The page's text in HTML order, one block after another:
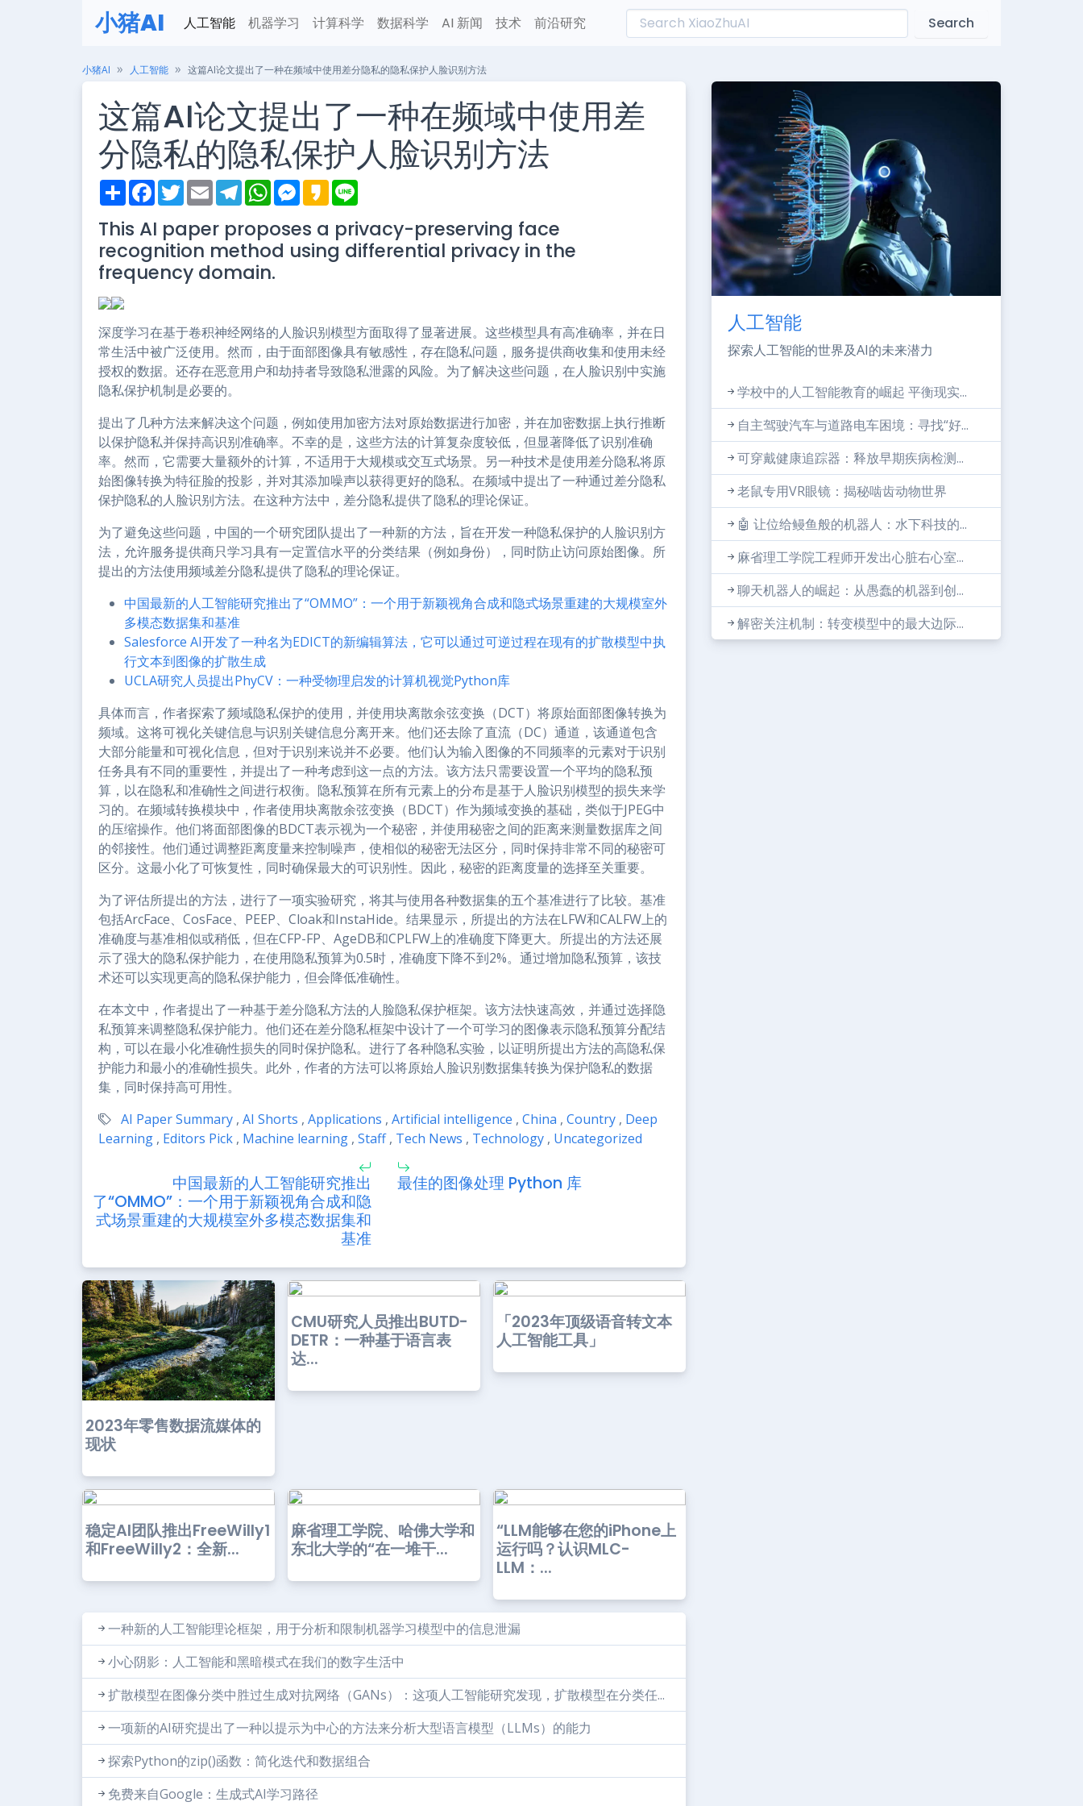
小猪AI 人工智能 机器学习 计算科学 数据科学 AI 新闻 技术 前沿研究 Search
小猪AI 人工智能 这篇AI论文提出了一种在频域中使用差分隐私的隐私保护人脸识别方法
这篇AI论文提出了一种在频域中使用差
分隐私的隐私保护人脸识别方法
S
h
r
e
F
a
e
b
o
k
T
w
t
t
e
E
m
i
l
T
e
e
g
r
m
W
h
t
s
A
p
M
e
s
e
n
K
a
o
e
This AI paper proposes a privacy-preserving face
recognition method using differential privacy in the
frequency domain.
深度学习在基于卷积神经网络的人脸识别模型方面取得了显著进展。这些模型具有高准确率，并在日
常生活中被广泛使用。然而，由于面部图像具有敏感性，存在隐私问题，服务提供商收集和使用未经
授权的数据。还存在恶意用户和劫持者导致隐私泄露的风险。为了解决这些问题，在人脸识别中实施
隐私保护机制是必要的。
提出了几种方法来解决这个问题，例如使用加密方法对原始数据进行加密，并在加密数据上执行推断
以保护隐私并保持高识别准确率。不幸的是，这些方法的计算复杂度较低，但显著降低了识别准确
率。然而，它需要大量额外的计算，不适用于大规模或交互式场景。另一种技术是使用差分隐私将原
始图像转换为特征脸的投影，并对其添加噪声以获得更好的隐私。在频域中提出了一种通过差分隐私
保护隐私的人脸识别方法。在这种方法中，差分隐私提供了隐私的理论保证。
为了避免这些问题，中国的一个研究团队提出了一种新的方法，旨在开发一种隐私保护的人脸识别方
法，允许服务提供商只学习具有一定置信水平的分类结果（例如身份），同时防止访问原始图像。所
提出的方法使用频域差分隐私提供了隐私的理论保证。
中国最新的人工智能研究推出了“OMMO”：一个用于新颖视角合成和隐式场景重建的大规模室外
多模态数据集和基准
Salesforce AI开发了一种名为EDICT的新编辑算法，它可以通过可逆过程在现有的扩散模型中执
行文本到图像的扩散生成
UCLA研究人员提出PhyCV：一种受物理启发的计算机视觉Python库
具体而言，作者探索了频域隐私保护的使用，并使用块离散余弦变换（DCT）将原始面部图像转换为
频域。这将可视化关键信息与识别关键信息分离开来。他们还去除了直流（DC）通道，该通道包含
大部分能量和可视化信息，但对于识别来说并不必要。他们认为输入图像的不同频率的元素对于识别
任务具有不同的重要性，并提出了一种考虑到这一点的方法。该方法只需要设置一个平均的隐私预
算，以在隐私和准确性之间进行权衡。隐私预算在所有元素上的分布是基于人脸识别模型的损失来学
习的。在频域转换模块中，作者使用块离散余弦变换（BDCT）作为频域变换的基础，类似于JPEG中
的压缩操作。他们将面部图像的BDCT表示视为一个秘密，并使用秘密之间的距离来测量数据库之间
的邻接性。他们通过调整距离度量来控制噪声，使相似的秘密无法区分，同时保持非常不同的秘密可
区分。这最小化了可恢复性，同时确保最大的可识别性。因此，秘密的距离度量的选择至关重要。
为了评估所提出的方法，进行了一项实验研究，将其与使用各种数据集的五个基准进行了比较。基准
包括ArcFace、CosFace、PEEP、Cloak和InstaHide。结果显示，所提出的方法在LFW和CALFW上的
准确度与基准相似或稍低，但在CFP-FP、AgeDB和CPLFW上的准确度下降更大。所提出的方法还展
示了强大的隐私保护能力，在使用隐私预算为0.5时，准确度下降不到2%。通过增加隐私预算，该技
术还可以实现更高的隐私保护能力，但会降低准确性。
在本文中，作者提出了一种基于差分隐私方法的人脸隐私保护框架。该方法快速高效，并通过选择隐
私预算来调整隐私保护能力。他们还在差分隐私框架中设计了一个可学习的图像表示隐私预算分配结
构，可以在最小化准确性损失的同时保护隐私。进行了各种隐私实验，以证明所提出方法的高隐私保
护能力和最小的准确性损失。此外，作者的方法可以将原始人脸识别数据集转换为保护隐私的数据
集，同时保持高可用性。
AI Paper Summary , AI Shorts , Applications , Artificial intelligence , China , Country , Deep
Learning , Editors Pick , Machine learning , Staff , Tech News , Technology , Uncategorized
中国最新的人工智能研究推出
了“OMMO”：一个用于新颖视角合成和隐
式场景重建的大规模室外多模态数据集和
基准
最佳的图像处理 Python 库
2023年零售数据流媒体的
现状
CMU研究人员推出BUTD-
DETR：一种基于语言表
达...
「2023年顶级语音转文本
人工智能工具」
稳定AI团队推出FreeWilly1
和FreeWilly2：全新...
麻省理工学院、哈佛大学和
东北大学的“在一堆干...
“LLM能够在您的iPhone上
运行吗？认识MLC-
LLM：...
一种新的人工智能理论框架，用于分析和限制机器学习模型中的信息泄漏
小心阴影：人工智能和黑暗模式在我们的数字生活中
扩散模型在图像分类中胜过生成对抗网络（GANs）：这项人工智能研究发现，扩散模型在分类任...
一项新的AI研究提出了一种以提示为中心的方法来分析大型语言模型（LLMs）的能力
探索Python的zip()函数：简化迭代和数据组合
免费来自Google：生成式AI学习路径
人工智能
探索人工智能的世界及AI的未来潜力
学校中的人工智能教育的崛起 平衡现实...
自主驾驶汽车与道路电车困境：寻找“好...
可穿戴健康追踪器：释放早期疾病检测...
老鼠专用VR眼镜：揭秘啮齿动物世界
🤖 让位给鳗鱼般的机器人：水下科技的...
麻省理工学院工程师开发出心脏右心室...
聊天机器人的崛起：从愚蠢的机器到创...
解密关注机制：转变模型中的最大边际...